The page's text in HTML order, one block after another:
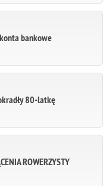
bankowe
80-latkę
ROWERZYSTY